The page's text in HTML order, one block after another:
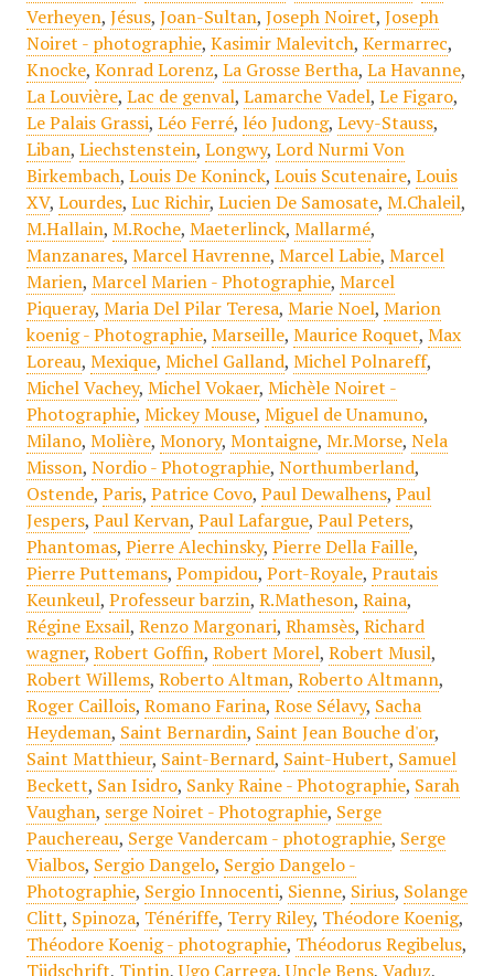
Verheyen, Jésus, Joan-Sultan, Joseph Noiret, Joseph
Noiret - photographie, Kasimir Malevitch, Kermarrec,
Knocke, Konrad Lorenz, La Grosse Bertha, La Havanne,
La Louvière, Lac de genval, Lamarche Vadel, Le Figaro,
Le Palais Grassi, Léo Ferré, léo Judong, Levy-Stauss,
Liban, Liechstenstein, Longwy, Lord Nurmi Von
Birkembach, Louis De Koninck, Louis Scutenaire, Louis
XV, Lourdes, Luc Richir, Lucien De Samosate, M.Chaleil,
M.Hallain, M.Roche, Maeterlinck, Mallarmé,
Manzanares, Marcel Havrenne, Marcel Labie, Marcel
Marien, Marcel Marien - Photographie, Marcel
Piqueray, Maria Del Pilar Teresa, Marie Noel, Marion
koenig - Photographie, Marseille, Maurice Roquet, Max
Loreau, Mexique, Michel Galland, Michel Polnareff,
Michel Vachey, Michel Vokaer, Michèle Noiret -
Photographie, Mickey Mouse, Miguel de Unamuno,
Milano, Molière, Monory, Montaigne, Mr.Morse, Nela
Misson, Nordio - Photographie, Northumberland,
Ostende, Paris, Patrice Covo, Paul Dewalhens, Paul
Jespers, Paul Kervan, Paul Lafargue, Paul Peters,
Phantomas, Pierre Alechinsky, Pierre Della Faille,
Pierre Puttemans, Pompidou, Port-Royale, Prautais
Keunkeul, Professeur barzin, R.Matheson, Raina,
Régine Exsail, Renzo Margonari, Rhamsès, Richard
wagner, Robert Goffin, Robert Morel, Robert Musil,
Robert Willems, Roberto Altman, Roberto Altmann,
Roger Caillois, Romano Farina, Rose Sélavy, Sacha
Heydeman, Saint Bernardin, Saint Jean Bouche d'or,
Saint Matthieur, Saint-Bernard, Saint-Hubert, Samuel
Beckett, San Isidro, Sanky Raine - Photographie, Sarah
Vaughan, serge Noiret - Photographie, Serge
Pauchereau, Serge Vandercam - photographie, Serge
Vialbos, Sergio Dangelo, Sergio Dangelo -
Photographie, Sergio Innocenti, Sienne, Sirius, Solange
Clitt, Spinoza, Ténériffe, Terry Riley, Théodore Koenig,
Théodore Koenig - photographie, Théodorus Regibelus,
Tijdschrift, Tintin,Ugo Carrega,Uncle Bens, Vaduz,